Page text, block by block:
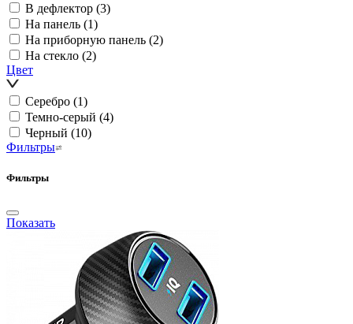
В дефлектор (3)
На панель (1)
На приборную панель (2)
На стекло (2)
Цвет
Серебро (1)
Темно-серый (4)
Черный (10)
Фильтры
Фильтры
Показать